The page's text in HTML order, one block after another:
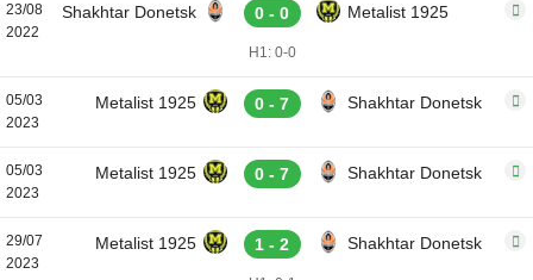
23/08
2022
Shakhtar Donetsk 0 - 0 Metalist 1925
H1: 0-0
05/03
2023
Metalist 1925 0 - 7 Shakhtar Donetsk
05/03
2023
Metalist 1925 0 - 7 Shakhtar Donetsk
29/07
2023
Metalist 1925 1 - 2 Shakhtar Donetsk